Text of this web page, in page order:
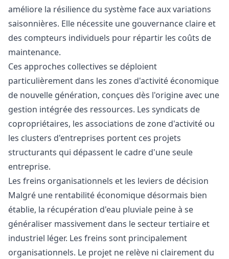
améliore la résilience du système face aux variations
saisonnières. Elle nécessite une gouvernance claire et
des compteurs individuels pour répartir les coûts de
maintenance.
Ces approches collectives se déploient
particulièrement dans les zones d'activité économique
de nouvelle génération, conçues dès l'origine avec une
gestion intégrée des ressources. Les syndicats de
copropriétaires, les associations de zone d'activité ou
les clusters d'entreprises portent ces projets
structurants qui dépassent le cadre d'une seule
entreprise.
Les freins organisationnels et les leviers de décision
Malgré une rentabilité économique désormais bien
établie, la récupération d'eau pluviale peine à se
généraliser massivement dans le secteur tertiaire et
industriel léger. Les freins sont principalement
organisationnels. Le projet ne relève ni clairement du